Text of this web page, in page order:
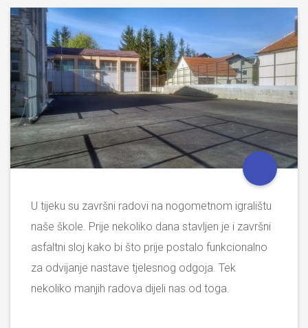
U tijeku su završni radovi na nogometnom igralištu
naše škole. Prije nekoliko dana stavljen je i završni
asfaltni sloj kako bi što prije postalo funkcionalno
za odvijanje nastave tjelesnog odgoja. Tek
nekoliko manjih radova dijeli nas od toga.